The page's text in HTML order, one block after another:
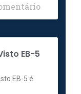
EB-5
EB-5 é